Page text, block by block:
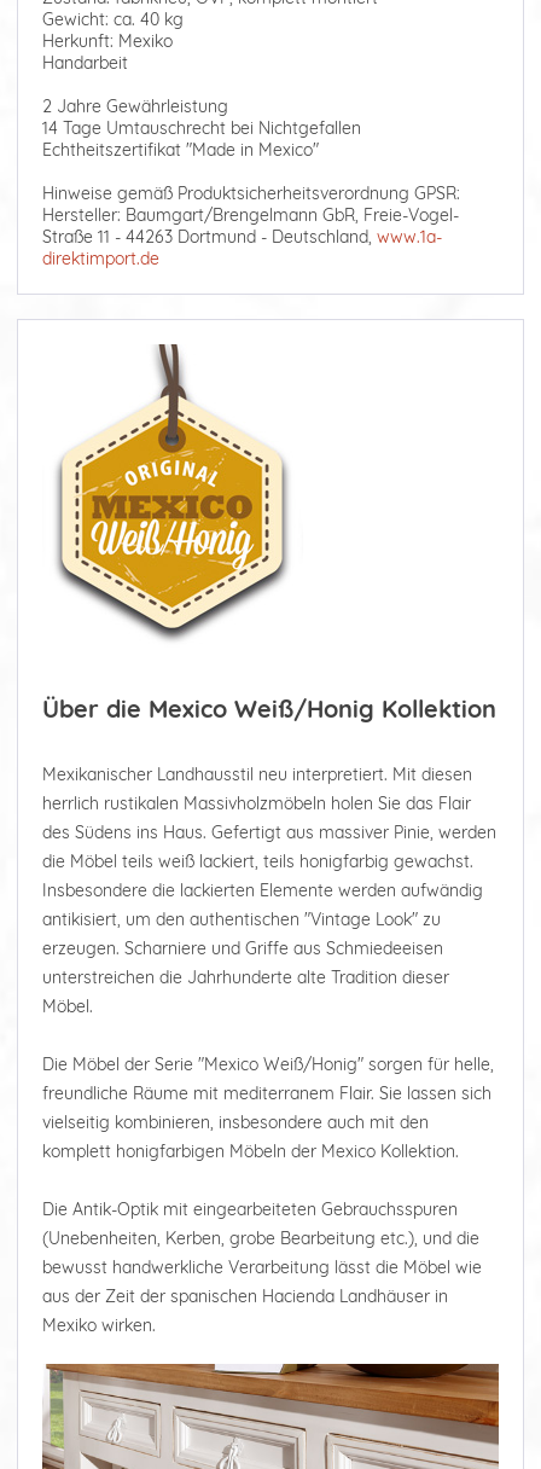
Gewicht: ca. 40 kg
Herkunft: Mexiko
Handarbeit
2 Jahre Gewährleistung
14 Tage Umtauschrecht bei Nichtgefallen
Echtheitszertifikat "Made in Mexico"
Hinweise gemäß Produktsicherheitsverordnung GPSR:
Hersteller: Baumgart/Brengelmann GbR, Freie-Vogel-
Straße 11 - 44263 Dortmund - Deutschland, www.1a-
direktimport.de
Über die Mexico Weiß/Honig Kollektion
Mexikanischer Landhausstil neu interpretiert. Mit diesen
herrlich rustikalen Massivholzmöbeln holen Sie das Flair
des Südens ins Haus. Gefertigt aus massiver Pinie, werden
die Möbel teils weiß lackiert, teils honigfarbig gewachst.
Insbesondere die lackierten Elemente werden aufwändig
antikisiert, um den authentischen "Vintage Look" zu
erzeugen. Scharniere und Griffe aus Schmiedeeisen
unterstreichen die Jahrhunderte alte Tradition dieser
Möbel.
Die Möbel der Serie "Mexico Weiß/Honig" sorgen für helle,
freundliche Räume mit mediterranem Flair. Sie lassen sich
vielseitig kombinieren, insbesondere auch mit den
komplett honigfarbigen Möbeln der Mexico Kollektion.
Die Antik-Optik mit eingearbeiteten Gebrauchsspuren
(Unebenheiten, Kerben, grobe Bearbeitung etc.), und die
bewusst handwerkliche Verarbeitung lässt die Möbel wie
aus der Zeit der spanischen Hacienda Landhäuser in
Mexiko wirken.